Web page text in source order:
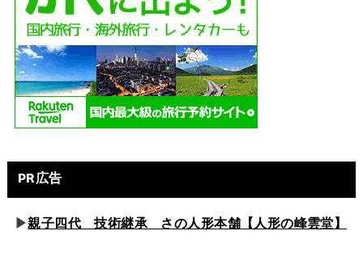
PR広告
▶親子四代 技術継承 さの人形本舗【人形の峰雲堂】